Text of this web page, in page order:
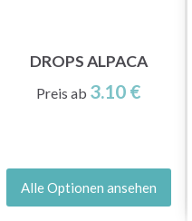
DROPS ALPACA
Preis ab 3.10 €
Alle Optionen ansehen